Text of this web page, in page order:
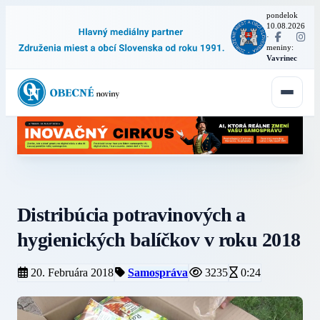
pondelok
10.08.2026
·
meniny:
Vavrinec
Distribúcia potravinových a
hygienických balíčkov v roku 2018
20. Februára 2018 Samospráva 3235 0:24